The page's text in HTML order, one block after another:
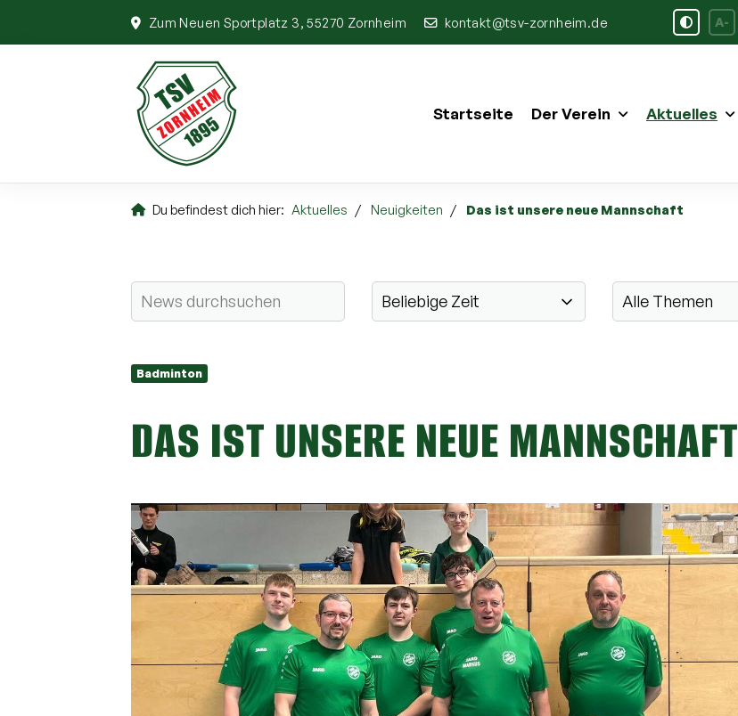
Zum Neuen Sportplatz 3, 55270 Zornheim kontakt@tsv-zornheim.de A-
Startseite Der Verein Aktuelles
Du befindest dich hier: Aktuelles Neuigkeiten Das ist unsere neue Mannschaft
Badminton
DAS IST UNSERE NEUE MANNSCHAFT